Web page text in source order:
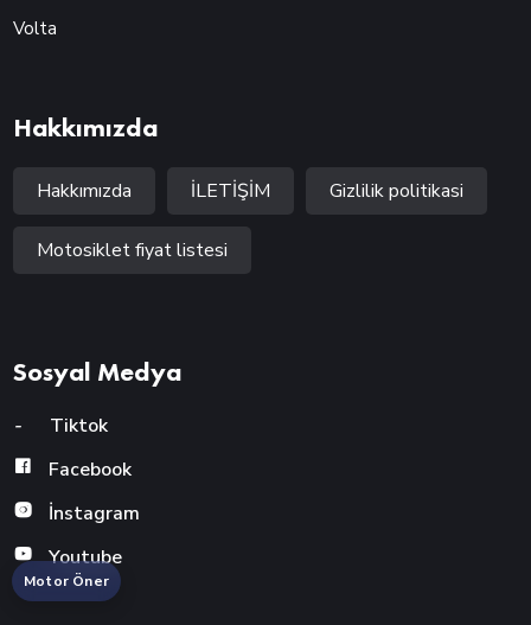
Volta
Hakkımızda
Hakkımızda İLETİŞİM Gizlilik politikasi
Motosiklet fiyat listesi
Sosyal Medya
-
Tiktok
Facebook
İnstagram
Youtube
Motor Öner